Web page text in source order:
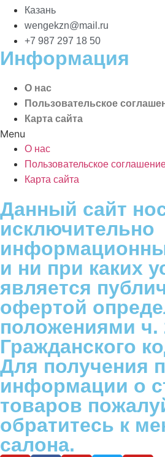
Казань
wengekzn@mail.ru
+7 987 297 18 50
Информация
О нас
Пользовательское
Карта сайта
Menu
О нас
Пользовательское
Карта сайта
Данный сайт
исключительно
и ни при каких
является
офертой
положениями ч.
Гражданского
Для получения
информации о
товаров
обратитесь к
салона.